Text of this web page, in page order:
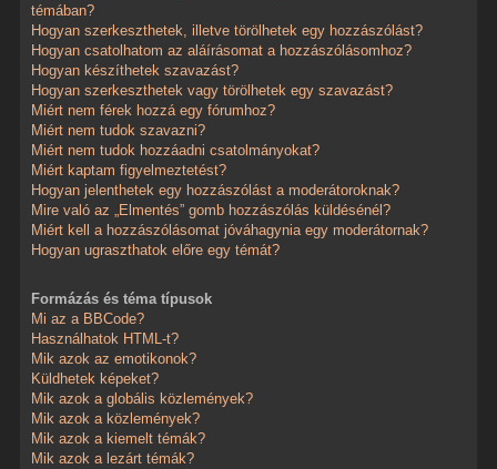
témában?
Hogyan szerkeszthetek, illetve törölhetek egy hozzászólást?
Hogyan csatolhatom az aláírásomat a hozzászólásomhoz?
Hogyan készíthetek szavazást?
Hogyan szerkeszthetek vagy törölhetek egy szavazást?
Miért nem férek hozzá egy fórumhoz?
Miért nem tudok szavazni?
Miért nem tudok hozzáadni csatolmányokat?
Miért kaptam figyelmeztetést?
Hogyan jelenthetek egy hozzászólást a moderátoroknak?
Mire való az „Elmentés” gomb hozzászólás küldésénél?
Miért kell a hozzászólásomat jóváhagynia egy moderátornak?
Hogyan ugraszthatok előre egy témát?
Formázás és téma típusok
Mi az a BBCode?
Használhatok HTML-t?
Mik azok az emotikonok?
Küldhetek képeket?
Mik azok a globális közlemények?
Mik azok a közlemények?
Mik azok a kiemelt témák?
Mik azok a lezárt témák?